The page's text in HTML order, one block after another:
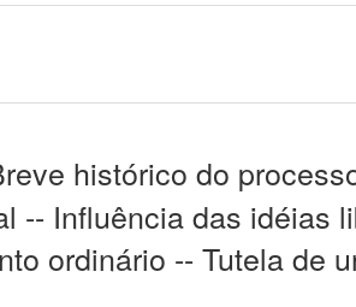
histórico do
-- Influência das idéias
ordinário -- Tutela de